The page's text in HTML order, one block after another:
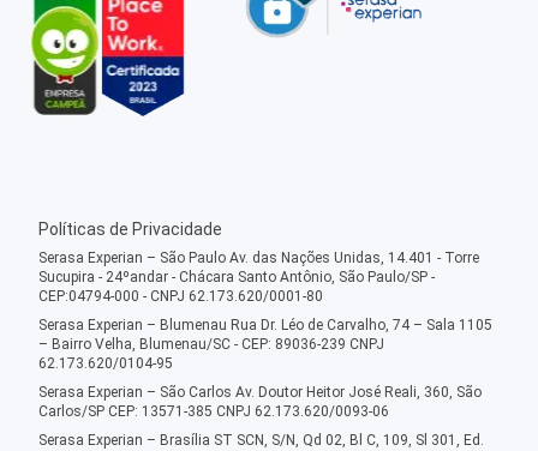
Políticas de Privacidade
Serasa Experian – São Paulo Av. das Nações Unidas, 14.401 - Torre
Sucupira - 24ºandar - Chácara Santo Antônio, São Paulo/SP -
CEP:04794-000 - CNPJ 62.173.620/0001-80
Serasa Experian – Blumenau Rua Dr. Léo de Carvalho, 74 – Sala 1105
– Bairro Velha, Blumenau/SC - CEP: 89036-239 CNPJ
62.173.620/0104-95
Serasa Experian – São Carlos Av. Doutor Heitor José Reali, 360, São
Carlos/SP CEP: 13571-385 CNPJ 62.173.620/0093-06
Serasa Experian – Brasília ST SCN, S/N, Qd 02, Bl C, 109, Sl 301, Ed.